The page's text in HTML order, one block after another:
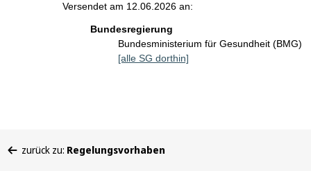
Versendet am 12.06.2026 an:
Bundesregierung
Bundesministerium für Gesundheit (BMG)
[alle SG dorthin]
befinden
zurück zu: Regelungsvorhaben